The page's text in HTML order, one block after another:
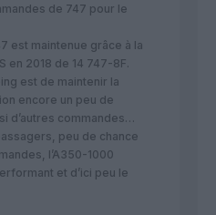
de 747 pour le
est maintenue grâce à la
en 2018 de 14 747-8F.
est de maintenir la
encore un peu de
d’autres commandes…
peu de chance
l’A350-1000
et d’ici peu le